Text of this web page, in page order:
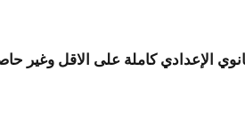
الإعدادي كاملة على الاقل وغير